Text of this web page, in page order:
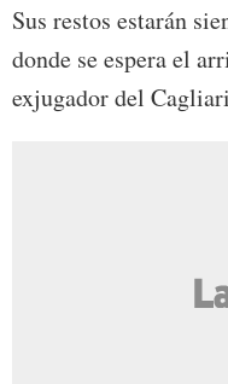
Sus restos estarán
donde se espera el
exjugador del